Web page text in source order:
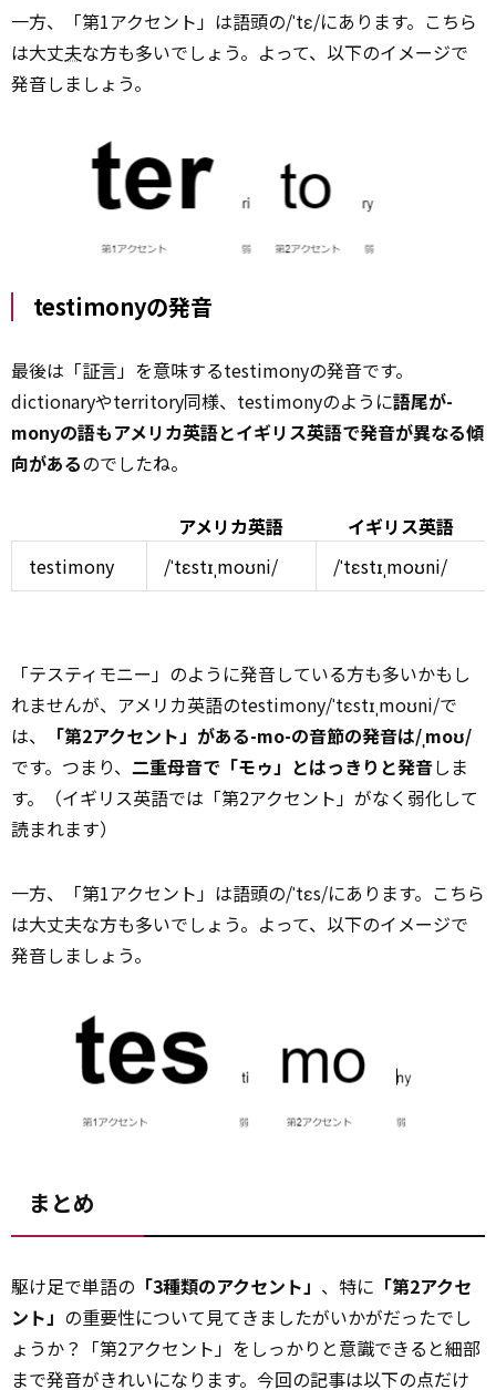
一方、「第1アクセント」は語頭の/ˈtɛ/にあります。こちら
は大丈夫な方も多いでしょう。よって、以下のイメージで
発音しましょう。
testimonyの発音
最後は「証言」を意味するtestimonyの発音です。
dictionaryやterritory同様、testimonyのように語尾が-
monyの語もアメリカ英語とイギリス英語で発音が異なる傾
向があるのでしたね。
アメリカ英語
イギリス英語
testimony
/ˈtɛstɪˌmoʊni/ /ˈtɛstɪˌmoʊni/
「テスティモニー」のように発音している方も多いかもし
れませんが、アメリカ英語のtestimony/ˈtɛstɪˌmoʊni/で
は、
「第2アクセント」がある-mo-の音節の発音は/ˌmoʊ/
です。つまり、 二重母音で「モゥ」とはっきりと発音しま
す。（イギリス英語では「第2アクセント」がなく弱化して
読まれます）
一方、「第1アクセント」は語頭の/ˈtɛs/にあります。こちら
は大丈夫な方も多いでしょう。よって、以下のイメージで
発音しましょう。
まとめ
駆け足で単語の 「3種類のアクセント」 、特に 「第2アクセ
ント」 の重要性について見てきましたがいかがだったでし
ょうか？「第2アクセント」をしっかりと意識できると細部
まで発音がきれいになります。今回の記事は以下の点だけ